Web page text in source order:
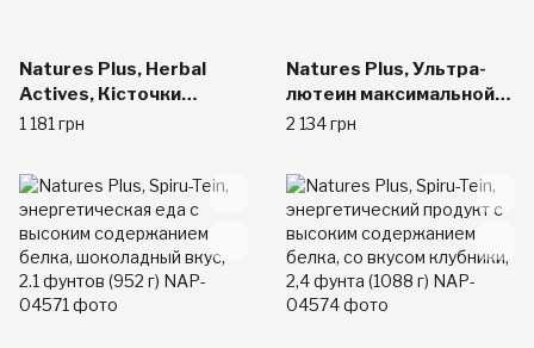
Natures Plus, Herbal
Actives, Кісточки
винограду, без спирту,
мл)
1 181 грн
Natures Plus, Ультра-
лютеин максимальной
силы, 60 гелевых
2 134 грн